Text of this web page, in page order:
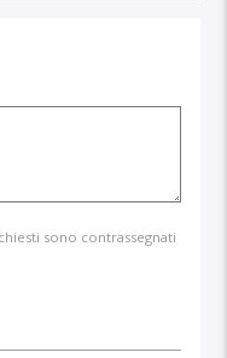
sono contrassegnati